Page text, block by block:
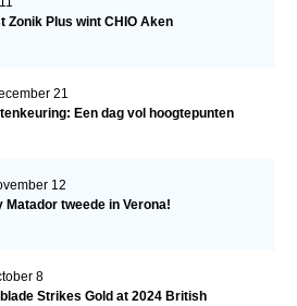
Zonik Plus wint CHIO Aken
21
Een dag vol hoogtepunten
12
Matador tweede in Verona!
8
Strikes Gold at 2024 British